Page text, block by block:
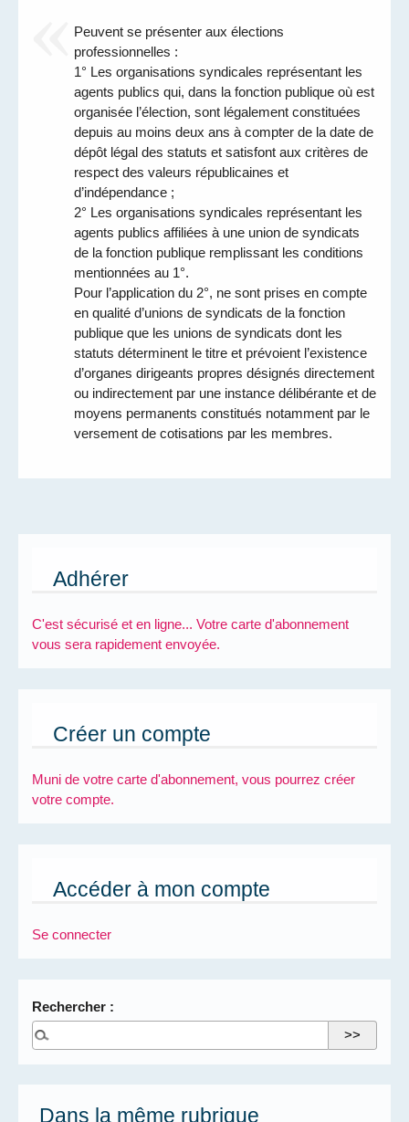
Peuvent se présenter aux élections
professionnelles :
1° Les organisations syndicales représentant les
agents publics qui, dans la fonction publique où est
organisée l’élection, sont légalement constituées
depuis au moins deux ans à compter de la date de
dépôt légal des statuts et satisfont aux critères de
respect des valeurs républicaines et
d’indépendance ;
2° Les organisations syndicales représentant les
agents publics affiliées à une union de syndicats
de la fonction publique remplissant les conditions
mentionnées au 1°.
Pour l’application du 2°, ne sont prises en compte
en qualité d’unions de syndicats de la fonction
publique que les unions de syndicats dont les
statuts déterminent le titre et prévoient l’existence
d’organes dirigeants propres désignés directement
ou indirectement par une instance délibérante et de
moyens permanents constitués notamment par le
versement de cotisations par les membres.
Adhérer
C'est sécurisé et en ligne... Votre carte d'abonnement
vous sera rapidement envoyée.
Créer un compte
Muni de votre carte d'abonnement, vous pourrez créer
votre compte.
Accéder à mon compte
Se connecter
Rechercher :
Dans la même rubrique